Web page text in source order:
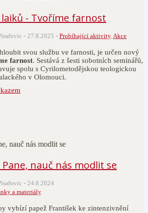
- Tvoříme farnost
27.8.2025 Probíhající aktivity,Akce
svou službu ve farnosti, je určen nový
farnost. Sestává z šesti sobotních seminářů,
spolu s Cyrilometodějskou teologickou
v Olomouci.
nauč nás modlit se
24.8.2024
a materiály
vybízí papež František ke zintenzivnění